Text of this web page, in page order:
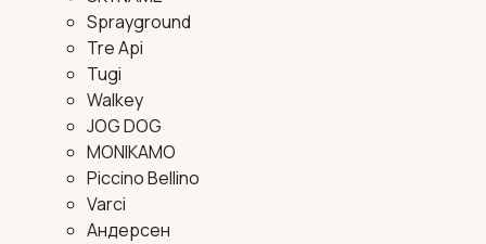
Sprayground
Tre Api
Tugi
Walkey
JOG DOG
MONIKAMO
Piccino Bellino
Varci
Андерсен